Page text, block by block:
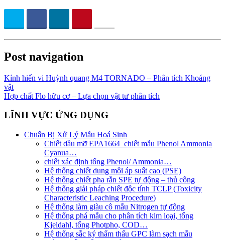
Post navigation
Kính hiển vi Huỳnh quang M4 TORNADO – Phân tích Khoáng
vật
Hợp chất Flo hữu cơ – Lựa chọn vật tư phân tích
LĨNH VỰC ỨNG DỤNG
Chuẩn Bị Xử Lý Mẫu Hoá Sinh
Chiết dầu mỡ EPA1664_chiết mẫu Phenol Ammonia
Cyanua…
chiết xác định tổng Phenol/ Ammonia…
Hệ thống chiết dung môi áp suất cao (PSE)
Hệ thống chiết pha rắn SPE tự động – thủ công
Hệ thống giải pháp chiết độc tính TCLP (Toxicity
Characteristic Leaching Procedure)
Hệ thống làm giàu cô mẫu Nitrogen tự động
Hệ thống phá mẫu cho phân tích kim loại, tổng
Kjeldahl, tổng Photpho, COD…
Hệ thống sắc ký thẩm thấu GPC làm sạch mẫu